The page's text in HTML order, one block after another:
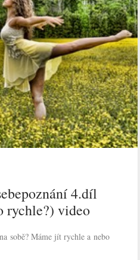
4.díl
rychle?) video
sobě? Máme jít rychle a nebo